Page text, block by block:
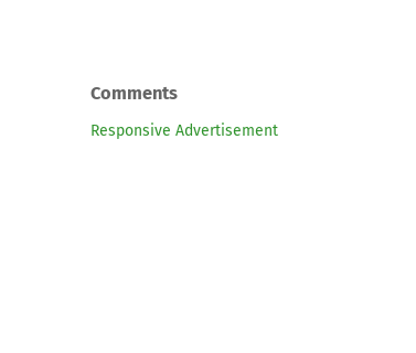
Comments
Responsive Advertisement